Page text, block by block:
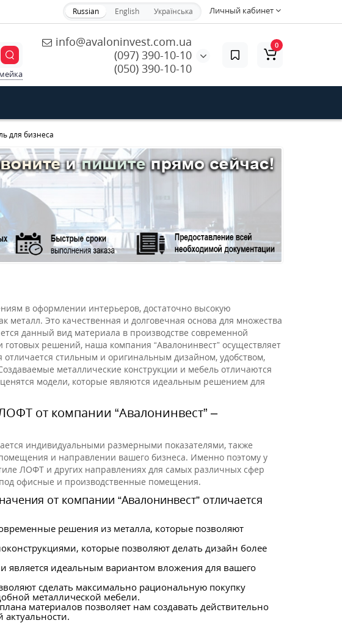
Личный кабинет
Russian English Українська
info@avaloninvest.com.ua
(097) 390-10-10
(050) 390-10-10
0
для бизнеса
в оформлении интерьеров, достаточно высокую
металл. Это качественная и долговечная основа для множества
данный вид материала в производстве современной
решений, наша компания “Авалонинвест” осуществляет
отличается стильным и оригинальным дизайном, удобством,
металлические конструкции и мебель отличаются
модели, которые являются идеальным решением для
от компании “Авалонинвест” –
индивидуальными размерными показателями, также
и направлении вашего бизнеса. Именно поэтому у
ЛОФТ и других направлениях для самых различных сфер
офисные и производственные помещения.
от компании “Авалонинвест” отличается
решения из металла, которые позволяют
которые позволяют делать дизайн более
является идеальным вариантом вложения для вашего
сделать максимально рациональную покупку
металлической мебели.
материалов позволяет нам создавать действительно
актуальности.